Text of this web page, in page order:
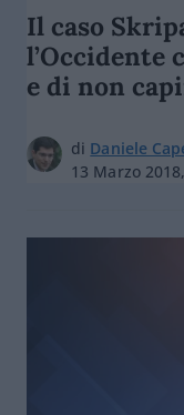
Il caso
l’Occidente
e di non
di Daniele
13 Marzo